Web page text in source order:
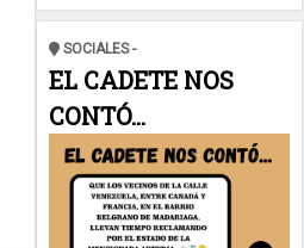
SOCIALES -
EL CADETE NOS
CONTÓ...